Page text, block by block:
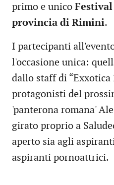
primo e unico
provincia di Rimini.
I partecipanti
l'occasione unica:
dallo staff di
protagonisti del
'panterona romana'
girato proprio a
aperto sia agli
aspiranti pornoattrici.